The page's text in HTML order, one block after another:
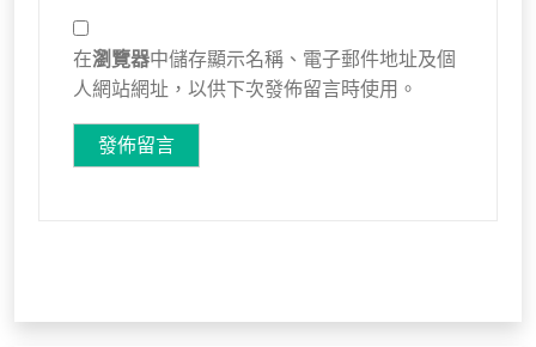
在瀏覽器中儲存顯示名稱、電子郵件地址及個
人網站網址，以供下次發佈留言時使用。